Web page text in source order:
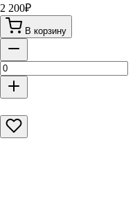
2 200₽
В корзину